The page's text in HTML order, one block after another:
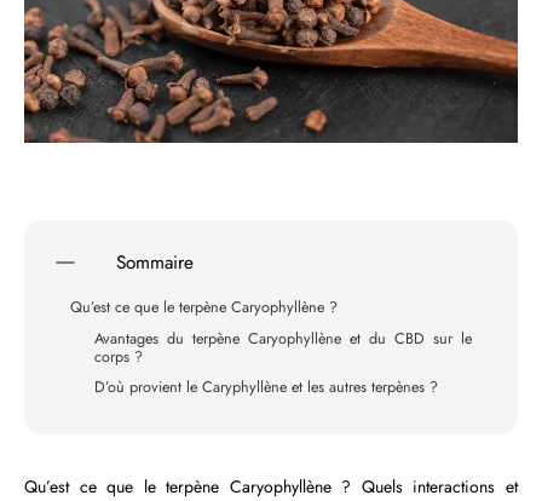
Sommaire
Qu’est ce que le terpène Caryophyllène ?
Avantages du terpène Caryophyllène et du CBD sur le
corps ?
D’où provient le Caryphyllène et les autres terpènes ?
Qu’est ce que le terpène Caryophyllène ? Quels interactions et